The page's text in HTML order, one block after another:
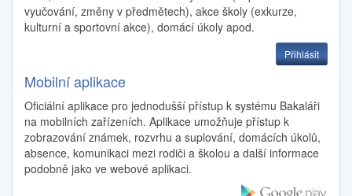
vyučování, změny v předmětech), akce školy (exkurze,
kulturní a sportovní akce), domácí úkoly apod.
Přihlásit
Mobilní aplikace
Oficiální aplikace pro jednodušší přístup k systému Bakaláři
na mobilních zařízeních. Aplikace umožňuje přístup k
zobrazování známek, rozvrhu a suplování, domácích úkolů,
absence, komunikaci mezi rodiči a školou a další informace
podobně jako ve webové aplikaci.